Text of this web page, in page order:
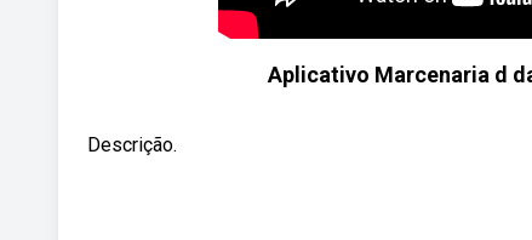
Aplicativo Marcenaria d
Descrição.